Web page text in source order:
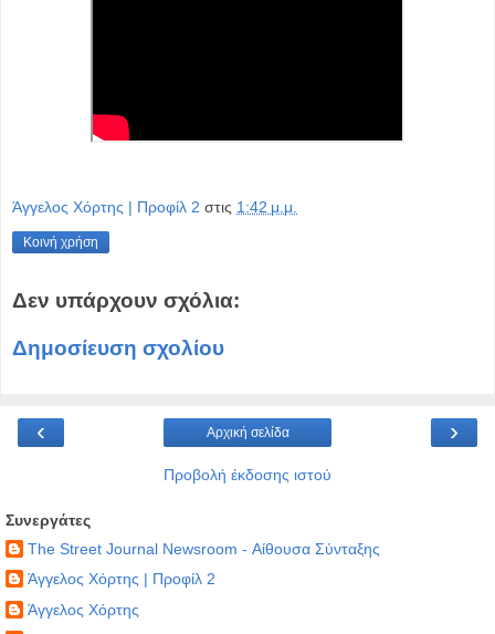
Άγγελος Χόρτης | Προφίλ 2 στις 1:42 μ.μ.
Κοινή χρήση
Δεν υπάρχουν σχόλια:
Δημοσίευση σχολίου
‹ ›
Αρχική σελίδα
Προβολή έκδοσης ιστού
Συνεργάτες
The Street Journal Newsroom - Αίθουσα Σύνταξης
Άγγελος Χόρτης | Προφίλ 2
Άγγελος Χόρτης